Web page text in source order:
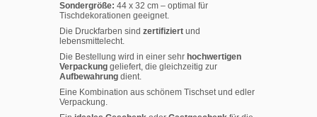
Sondergröße: 44 x 32 cm – optimal für
Tischdekorationen geeignet.
Die Druckfarben sind zertifiziert und
lebensmittelecht.
Die Bestellung wird in einer sehr hochwertigen
Verpackung geliefert, die gleichzeitig zur
Aufbewahrung dient.
Eine Kombination aus schönem Tischset und edler
Verpackung.